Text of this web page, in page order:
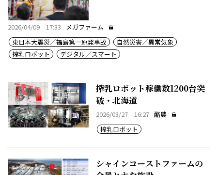
2026/04/09 17:33
メガファーム
東日本大震災／福島第一原発事故
自然災害／異常気象
搾乳ロボット
デジタル／スマート
搾乳ロボット稼働数1200台突
破・北海道
2026/03/27 16:27 酪農
搾乳ロボット
シャインコーストファームの